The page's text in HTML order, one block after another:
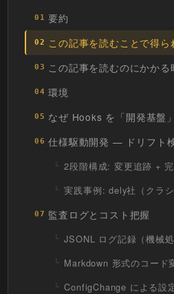
01 要約
02 この記事を読むことで得ら
03 この記事を読むのにかかる
04 環境
05 なぜ Hooks を「開発基盤
06 仕様駆動開発 — ドリフト
2段階構成: 変更追跡 +
実践事例: dely社（クラ
07 監査ログとコスト把握
JSONL ログ記録（機械処
Markdown 形式のコード
ConfigChange による設